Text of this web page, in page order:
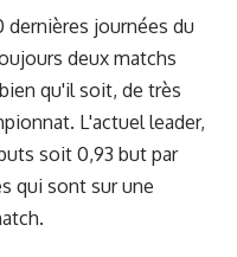
dernières journées du
deux matchs
qu'il soit, de très
L'actuel leader,
soit 0,93 but par
qui sont sur une